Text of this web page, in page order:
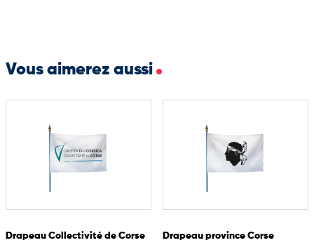
Vous aimerez aussi
Drapeau Collectivité de Corse Drapeau province Corse